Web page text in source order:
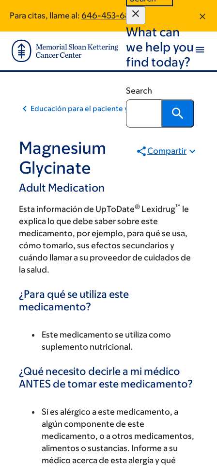
main
content
footer
Para citas, llame al: 646-453-6846
What can
we help you
find today?
Search
Educación para el paciente y la comunidad
Magnesium
Glycinate
Adult Medication
Compartir
Esta información de UpToDate® Lexidrug™ le
explica lo que debe saber sobre este
medicamento, por ejemplo, para qué se usa,
cómo tomarlo, sus efectos secundarios y
cuándo llamar a su proveedor de cuidados de
la salud.
¿Para qué se utiliza este
medicamento?
Este medicamento se utiliza como
suplemento nutricional.
¿Qué necesito decirle a mi médico
ANTES de tomar este medicamento?
Si es alérgico a este medicamento, a
algún componente de este
medicamento, o a otros medicamentos,
alimentos o sustancias. Informe a su
médico acerca de esta alergia y qué